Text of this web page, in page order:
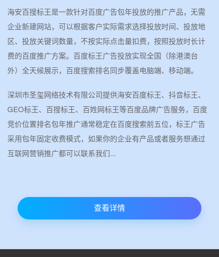
海安百搜标王是一款针对百度广告包年投放的推广产品，无需
企业新建网站，可以根据客户实际需求选择投放时间、投放地
区、投放关键词数量，不按实际点击量扣费，按照投放时长计
费的百度推广方案。百度标王广告投放实现全国（除港澳台
外）全天候展示，百度搜索排名同步覆盖电脑端、移动端。
深圳市圣玺网络技术有限公司提供海安百度标王、抖音标王、
GEO标王、百搜标王、百姓网标王等百度品牌广告服务，百度
竞价位置排名包年推广通常稳定在百度搜索前五位，标王广告
采用包年固定收费模式，如果你的企业有产品或者服务想通过
互联网营销推广都可以联系我们...
查看详情